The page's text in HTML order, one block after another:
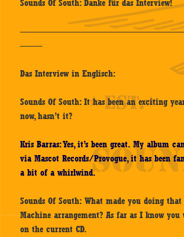
Sounds Of South: Danke für das Interview!
——–
Das Interview in Englisch:
Sounds Of South: It has been an exciting
now, hasn’t it?
Kris Barras: Yes, it’s been great. My album
via Mascot Records/Provogue, it has been
a bit of a whirlwind.
Sounds Of South: What made you doing that
Machine arrangement? As far as I know you
on the current CD.